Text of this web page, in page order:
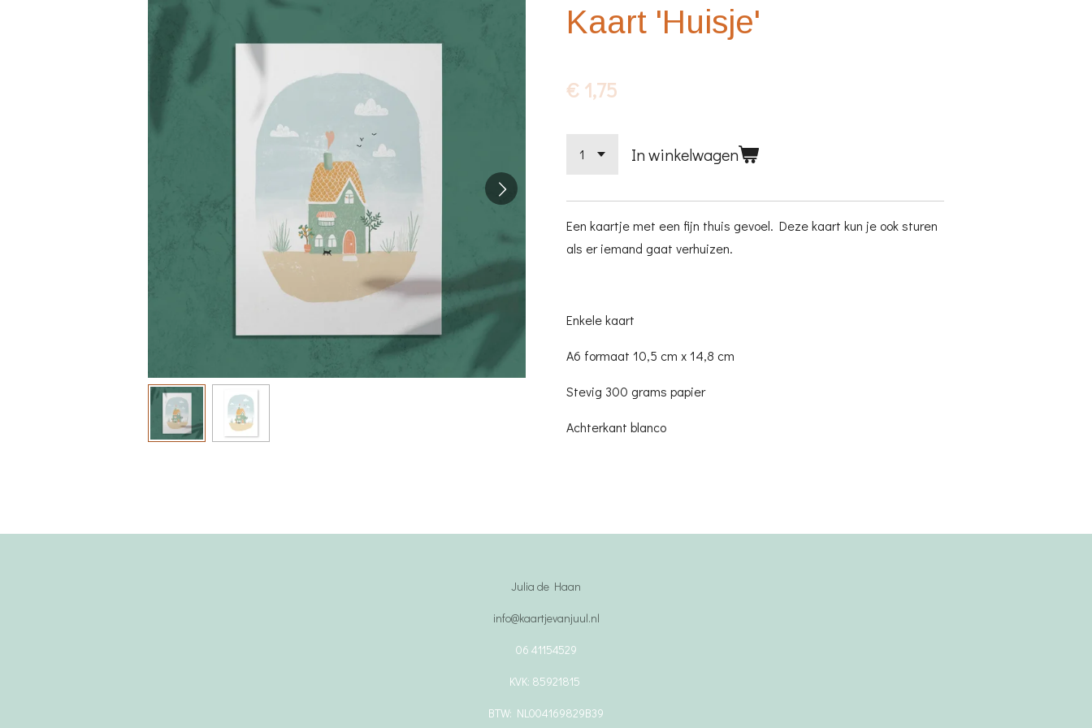
Kaart 'Huisje'
€ 1,75
In winkelwagen
Een kaartje met een fijn thuis gevoel. Deze kaart kun je ook sturen
als er iemand gaat verhuizen.
Enkele kaart
A6 formaat 10,5 cm x 14,8 cm
Stevig 300 grams papier
Achterkant blanco
Julia de Haan
info@kaartjevanjuul.nl
06 41154529
KVK: 85921815
BTW: NL004169829B39